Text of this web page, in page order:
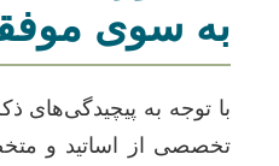
به سوی
با توجه به پیچیدگی‌های
تخصصی از اساتید و